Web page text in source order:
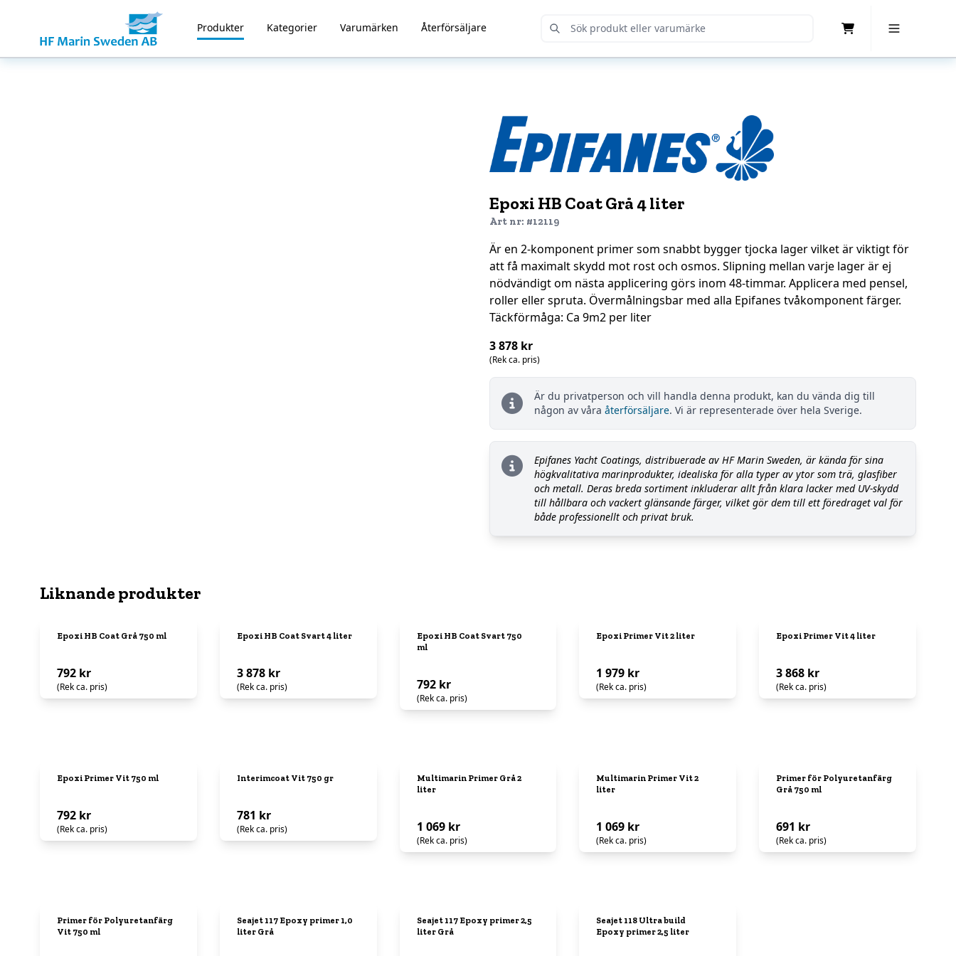
Home
Produkter Kategorier Varumärken Återförsäljare Submit Search
Epoxi HB Coat Grå 4 liter
Art nr: #12119
Är en 2-komponent primer som snabbt bygger tjocka lager vilket är viktigt för
att få maximalt skydd mot rost och osmos. Slipning mellan varje lager är ej
nödvändigt om nästa applicering görs inom 48-timmar. Applicera med pensel,
roller eller spruta. Övermålningsbar med alla Epifanes tvåkomponent färger.
Täckförmåga: Ca 9m2 per liter
3 878 kr
(Rek ca. pris)
Är du privatperson och vill handla denna produkt, kan du vända dig till
någon av våra återförsäljare. Vi är representerade över hela Sverige.
Epifanes Yacht Coatings, distribuerade av HF Marin Sweden, är kända för sina
högkvalitativa marinprodukter, idealiska för alla typer av ytor som trä, glasfiber
och metall. Deras breda sortiment inkluderar allt från klara lacker med UV-skydd
till hållbara och vackert glänsande färger, vilket gör dem till ett föredraget val för
både professionellt och privat bruk.
Liknande produkter
Epoxi HB Coat Grå 750 ml
792 kr
(Rek ca. pris)
Epoxi HB Coat Svart 4 liter
3 878 kr
(Rek ca. pris)
Epoxi HB Coat Svart 750
ml
792 kr
(Rek ca. pris)
Epoxi Primer Vit 2 liter
1 979 kr
(Rek ca. pris)
Epoxi Primer Vit 4 liter
3 868 kr
(Rek ca. pris)
Epoxi Primer Vit 750 ml
792 kr
(Rek ca. pris)
Interimcoat Vit 750 gr
781 kr
(Rek ca. pris)
Multimarin Primer Grå 2
liter
1 069 kr
(Rek ca. pris)
Multimarin Primer Vit 2
liter
1 069 kr
(Rek ca. pris)
Primer för Polyuretanfärg
Grå 750 ml
691 kr
(Rek ca. pris)
Primer för Polyuretanfärg
Vit 750 ml
Seajet 117 Epoxy primer 1,0
liter Grå
Seajet 117 Epoxy primer 2,5
liter Grå
Seajet 118 Ultra build
Epoxy primer 2,5 liter